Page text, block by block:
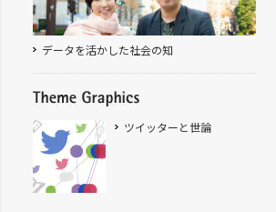
データを活かした社会の知
ツイッターと世論